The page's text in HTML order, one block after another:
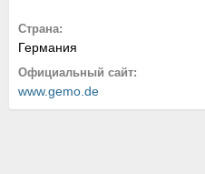
Среди партнеров компании
Страна:
Германия
Официальный сайт:
www.gemo.de